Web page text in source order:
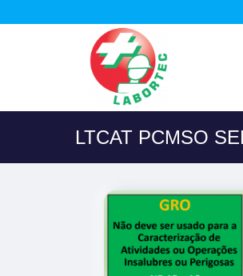
LTCAT PCMSO